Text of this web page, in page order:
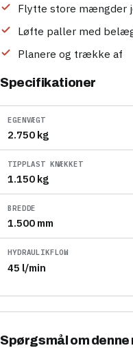
Flytte store mængder
Løfte paller med
Planere og trække af
Specifikationer
EGENVÆGT
2.750 kg
TIPPLAST KNÆKKET
1.150 kg
BREDDE
1.500 mm
HYDRAULIKFLOW
45 l/min
Spørgsmål om denne